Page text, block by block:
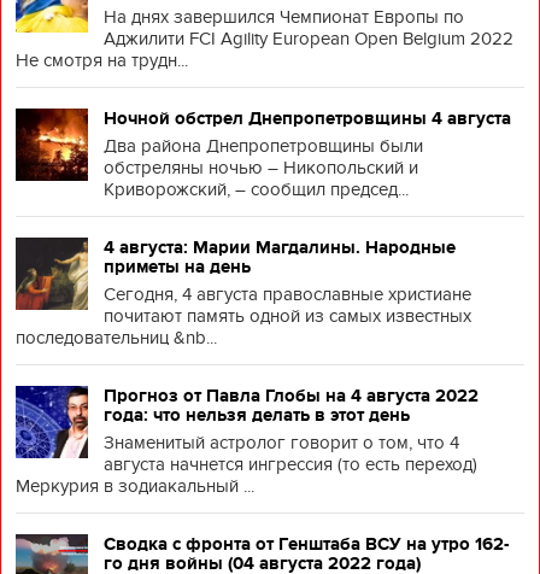
На днях завершился Чемпионат Европы по
Аджилити FCI Agility European Open Belgium 2022
Не смотря на трудн...
Ночной обстрел Днепропетровщины 4 августа
Два района Днепропетровщины были
обстреляны ночью – Никопольский и
Криворожский, – сообщил председ...
4 августа: Марии Магдалины. Народные
приметы на день
Сегодня, 4 августа православные христиане
почитают память одной из самых известных
последовательниц &nb...
Прогноз от Павла Глобы на 4 августа 2022
года: что нельзя делать в этот день
Знаменитый астролог говорит о том, что 4
августа начнется ингрессия (то есть переход)
Меркурия в зодиакальный ...
Сводка с фронта от Генштаба ВСУ на утро 162-
го дня войны (04 августа 2022 года)